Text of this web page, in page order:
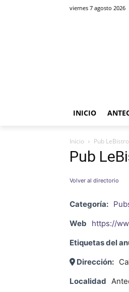
viernes 7 agosto 2026
INICIO
Inicio Pub
Pub
Volver al directorio
Categoría:
Web
https://
Etiquetas del
Dirección:
Localidad